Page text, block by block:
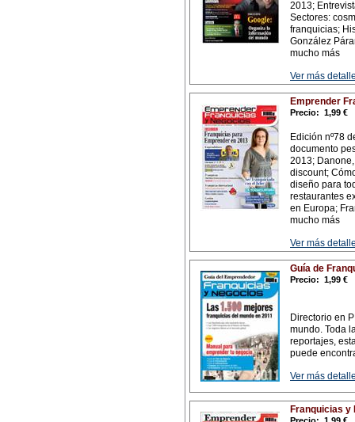
2013;
Sectores:
franquicias;
González
mucho más
Ver más
Emprender
Precio: 1,99 €
Edición nº78
documento
2013;
discount;
diseño para
restaurantes
en Europa;
mucho más
Ver más
Guía de
Precio: 1,99 €
Directorio en
mundo. Toda
reportajes,
puede
Ver más
Franquicias y